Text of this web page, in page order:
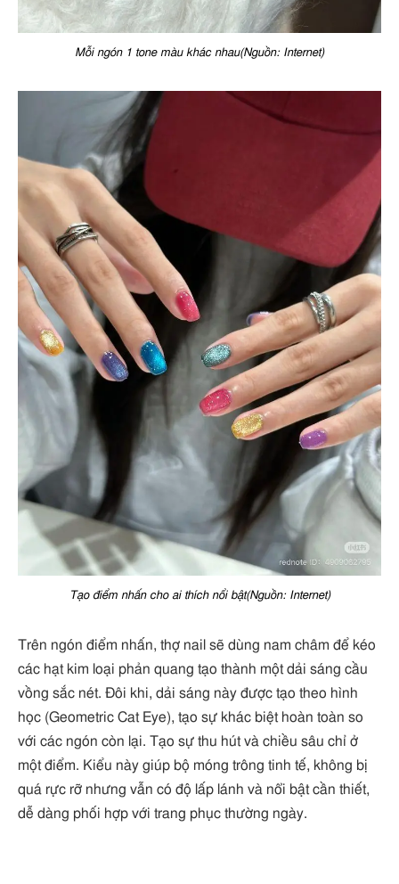
Mỗi ngón 1 tone màu khác nhau(Nguồn: Internet)
Tạo điểm nhấn cho ai thích nổi bật(Nguồn: Internet)
Trên ngón điểm nhấn, thợ nail sẽ dùng nam châm để kéo
các hạt kim loại phản quang tạo thành một dải sáng cầu
vồng sắc nét. Đôi khi, dải sáng này được tạo theo hình
học (Geometric Cat Eye), tạo sự khác biệt hoàn toàn so
với các ngón còn lại. Tạo sự thu hút và chiều sâu chỉ ở
một điểm. Kiểu này giúp bộ móng trông tinh tế, không bị
quá rực rỡ nhưng vẫn có độ lấp lánh và nổi bật cần thiết,
dễ dàng phối hợp với trang phục thường ngày.